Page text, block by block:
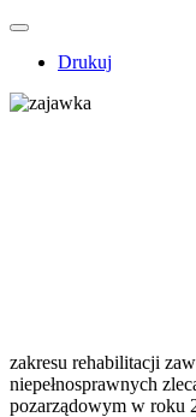
Drukuj
zakresu rehabilitacji
niepełnosprawnych
pozarządowym w roku